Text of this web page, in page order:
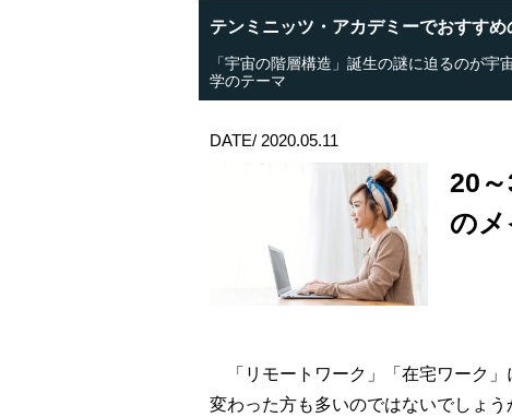
テンミニッツ・アカデミーでおすすめ
「宇宙の階層構造」誕生の謎に迫るのが宇
学のテーマ
DATE/ 2020.05.11
20
の
「リモートワーク」「在宅ワーク」
変わった方も多いのではないでしょ